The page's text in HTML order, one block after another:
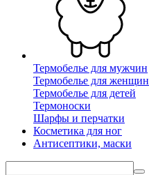
Термобелье для мужчин
Термобелье для женщин
Термобелье для детей
Термоноски
Шарфы и перчатки
Косметика для ног
Антисептики, маски